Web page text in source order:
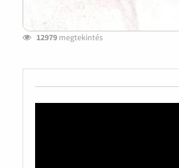
12979 megtekintés